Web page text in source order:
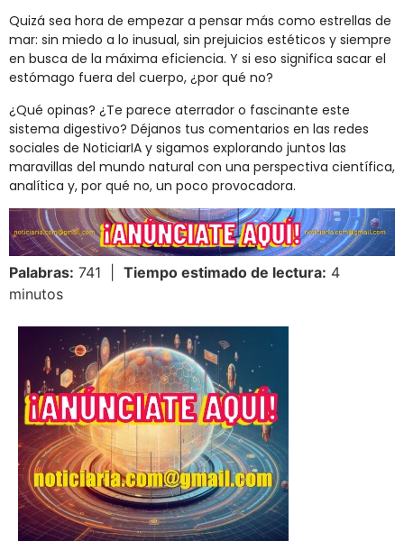
Quizá sea hora de empezar a pensar más como estrellas de
mar: sin miedo a lo inusual, sin prejuicios estéticos y siempre
en busca de la máxima eficiencia. Y si eso significa sacar el
estómago fuera del cuerpo, ¿por qué no?
¿Qué opinas? ¿Te parece aterrador o fascinante este
sistema digestivo? Déjanos tus comentarios en las redes
sociales de NoticiarIA y sigamos explorando juntos las
maravillas del mundo natural con una perspectiva científica,
analítica y, por qué no, un poco provocadora.
Palabras: 741 | Tiempo estimado de lectura: 4
minutos